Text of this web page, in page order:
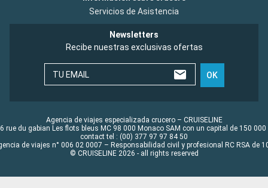
Servicios de Asistencia
Newsletters
Recibe nuestras exclusivas ofertas
TU EMAIL OK
Agencia de viajes especializada crucero – CRUISELINE
rue du gabian Les flots bleus MC 98 000 Monaco SAM con un capital de 150 000
contact tel : (00) 377 97 97 84 50
de viajes n° 006 02 0007 – Responsabilidad civil y profesional RC RSA de
© CRUISELINE 2026 - all rights reserved